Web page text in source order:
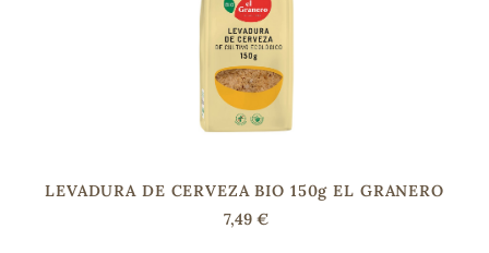
LEVADURA DE CERVEZA BIO 150g EL GRANERO
7,49 €